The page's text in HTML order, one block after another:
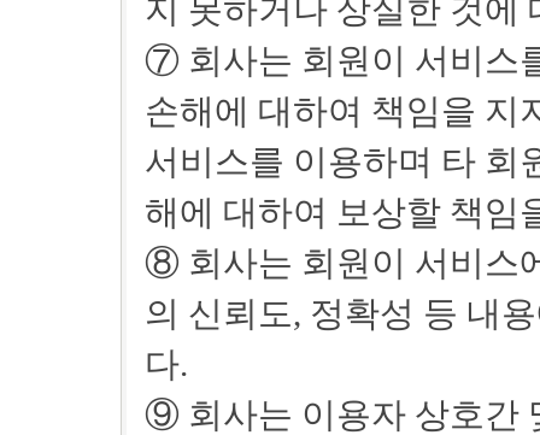
지 못하거나 상실한 것에
⑦ 회사는 회원이 서비스
손해에 대하여 책임을 지
서비스를 이용하며 타 회
해에 대하여 보상할 책임
⑧ 회사는 회원이 서비스
의 신뢰도, 정확성 등 내
다.
⑨ 회사는 이용자 상호간